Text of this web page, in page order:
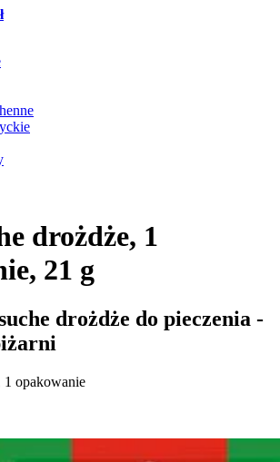
drożdże, 1
21 g
drożdże do pieczenia -
1 opakowanie